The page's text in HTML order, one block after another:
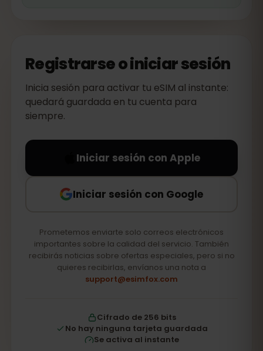
Registrarse o iniciar sesión
Inicia sesión para activar tu eSIM al instante:
quedará guardada en tu cuenta para
siempre.
Iniciar sesión con Apple
Iniciar sesión con Google
Prometemos enviarte solo correos electrónicos
importantes sobre la calidad del servicio. También
recibirás noticias sobre ofertas especiales, pero si no
quieres recibirlas, envíanos una nota a
support@esimfox.com
Cifrado de 256 bits
No hay ninguna tarjeta guardada
Se activa al instante